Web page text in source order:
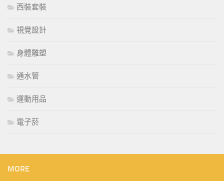
西裝套裝
視覺設計
身體雕塑
通水管
運動用品
電子菸
MORE